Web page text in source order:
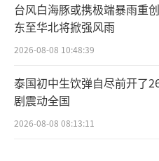
台风白海豚或携极端暴雨重
东至华北将掀强风雨
2026-08-08 10:48:39
泰国初中生饮弹自尽前开了
剧震动全国
2026-08-08 08:13:11